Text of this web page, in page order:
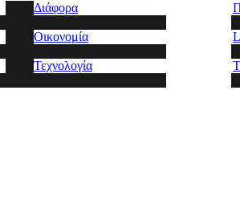
Διάφορα
Οικονομία
Τεχνολογία